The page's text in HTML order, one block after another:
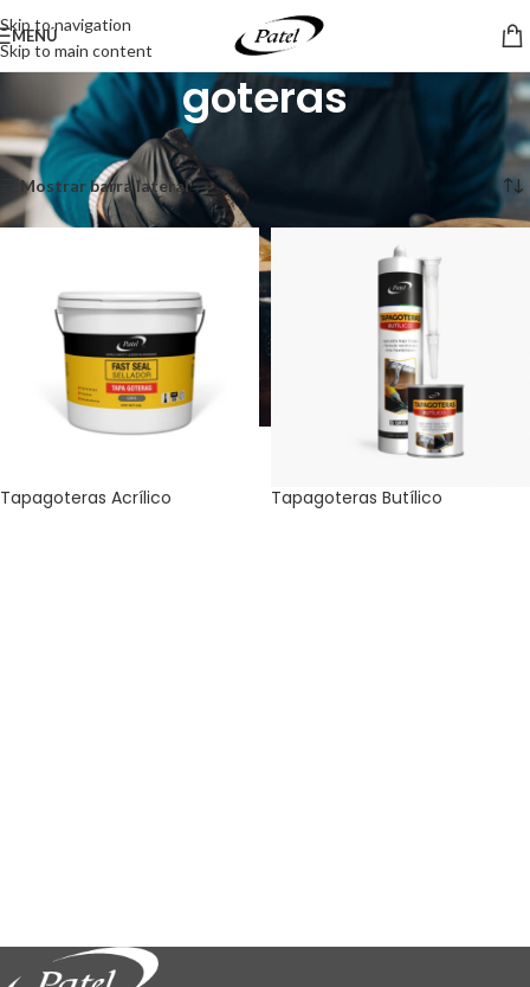
Skip to navigation
Skip to main content
MENÚ
goteras
Inicio/Productos etiquetados “goteras” Mostrando los 2 resultados
Mostrar barra lateral
Tapagoteras Acrílico Tapagoteras Butílico